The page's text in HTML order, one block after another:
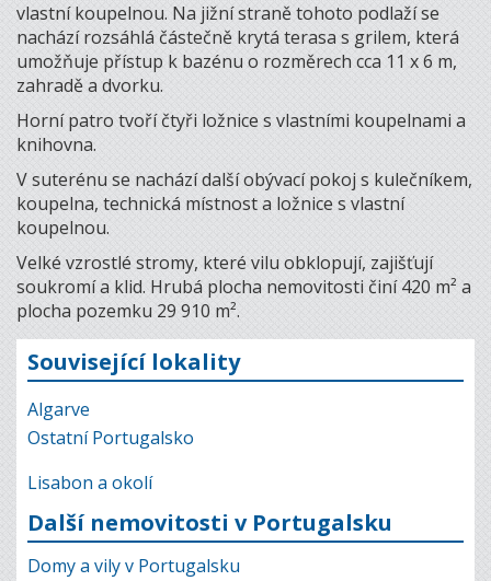
vlastní koupelnou. Na jižní straně tohoto podlaží se
nachází rozsáhlá částečně krytá terasa s grilem, která
umožňuje přístup k bazénu o rozměrech cca 11 x 6 m,
zahradě a dvorku.
Horní patro tvoří čtyři ložnice s vlastními koupelnami a
knihovna.
V suterénu se nachází další obývací pokoj s kulečníkem,
koupelna, technická místnost a ložnice s vlastní
koupelnou.
Velké vzrostlé stromy, které vilu obklopují, zajišťují
soukromí a klid. Hrubá plocha nemovitosti činí 420 m² a
plocha pozemku 29 910 m².
Související lokality
Algarve
Ostatní Portugalsko
Lisabon a okolí
Další nemovitosti v Portugalsku
Domy a vily v Portugalsku